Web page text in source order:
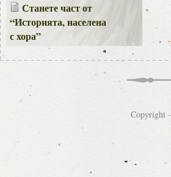
Станете част от
“Историята, населена
с хора”
Copyright -